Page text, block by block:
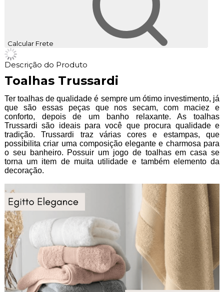
Calcular Frete
Descrição do Produto
Toalhas Trussardi
Ter toalhas de qualidade é sempre um ótimo investimento, já
que são essas peças que nos secam, com maciez e
conforto, depois de um banho relaxante. As toalhas
Trussardi são ideais para você que procura qualidade e
tradição. Trussardi traz várias cores e estampas, que
possibilita criar uma composição elegante e charmosa para
o seu banheiro. Possuir um jogo de toalhas em casa se
torna um item de muita utilidade e também elemento da
decoração.